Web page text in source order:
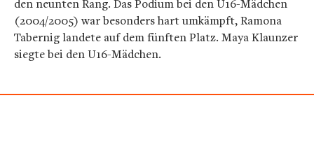
den neunten Rang. Das Podium bei den U16-Mädchen
(2004/2005) war besonders hart umkämpft, Ramona
Tabernig landete auf dem fünften Platz. Maya Klaunzer
siegte bei den U16-Mädchen.